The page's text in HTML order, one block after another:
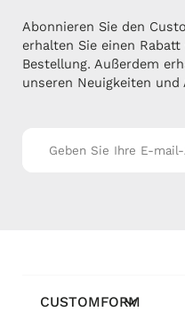
Abonnieren Sie den
erhalten Sie einen Rabatt
Bestellung. Außerdem
unseren Neuigkeiten und
CUSTOMFORM